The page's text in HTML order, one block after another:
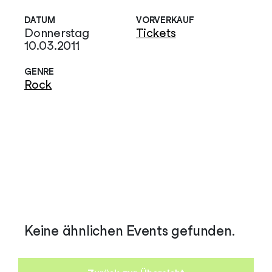
DATUM
Donnerstag
10.03.2011
GENRE
Rock
VORVERKAUF
Tickets
Keine ähnlichen Events gefunden.